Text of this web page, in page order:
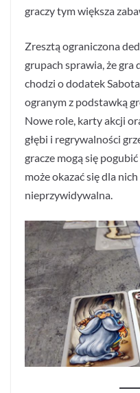
graczy tym większa
Zresztą ograniczona
grupach sprawia, że gra
chodzi o dodatek
ogranym z podstawką
Nowe role, karty akcji
głębi i regrywalności
gracze mogą się
może okazać się dla
nieprzywidywalna.